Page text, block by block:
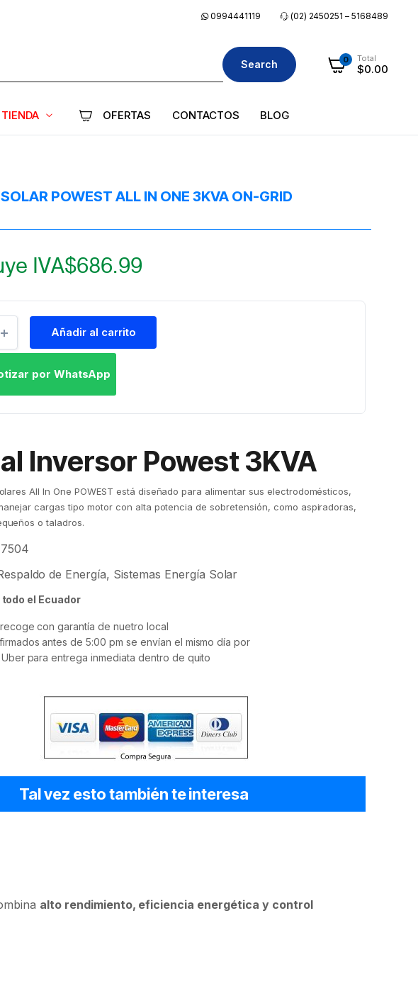
0994441119 (02) 2450251 – 5168489
Search 0 Total
$0.00
TIENDA OFERTAS CONTACTOS BLOG
POWEST ALL IN ONE 3KVA ON-GRID
$686.99
IVA
Añadir al carrito
por WhatsApp
Inversor Powest 3KVA
All In One POWEST está diseñado para alimentar sus electrodomésticos,
cargas tipo motor con alta potencia de sobretensión, como aspiradoras,
o taladros.
de Energía, Sistemas Energía Solar
todo el Ecuador
con garantía de nuetro local
antes de 5:00 pm se envían el mismo día por
para entrega inmediata dentro de quito
Tal vez esto también te interesa
alto rendimiento, eficiencia energética y control